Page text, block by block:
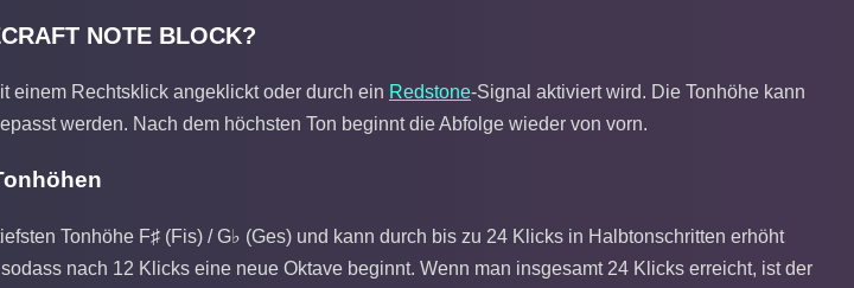
NOTE BLOCK?
einem Rechtsklick angeklickt oder durch ein Redstone-Signal aktiviert wird. Die Tonhöhe kann
werden. Nach dem höchsten Ton beginnt die Abfolge wieder von vorn.
Tonhöhe F♯ (Fis) / G♭ (Ges) und kann durch bis zu 24 Klicks in Halbtonschritten erhöht
nach 12 Klicks eine neue Oktave beginnt. Wenn man insgesamt 24 Klicks erreicht, ist der